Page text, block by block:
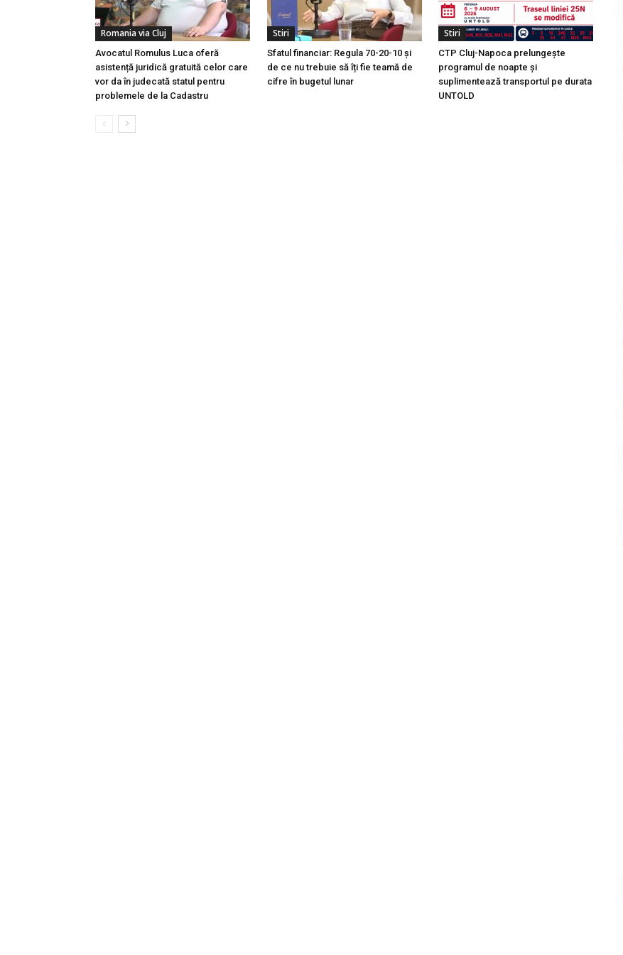
Romania via Cluj
Avocatul Romulus Luca oferă
asistență juridică gratuită celor care
vor da în judecată statul pentru
problemele de la Cadastru
Stiri
Sfatul financiar: Regula 70-20-10 și
de ce nu trebuie să îți fie teamă de
cifre în bugetul lunar
Stiri
CTP Cluj-Napoca prelungește
programul de noapte și
suplimentează transportul pe durata
UNTOLD